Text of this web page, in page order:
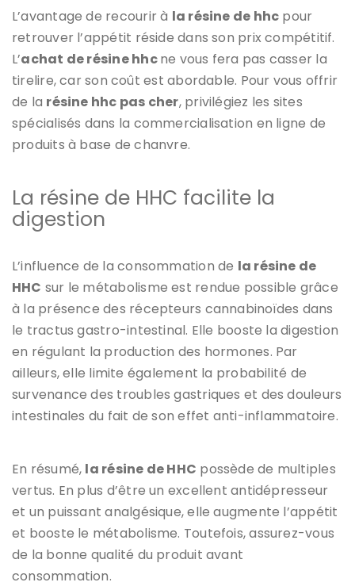
L’avantage de recourir à la résine de hhc pour
retrouver l’appétit réside dans son prix compétitif.
L’achat de résine hhcne vous fera pas casser la
tirelire, car son coût est abordable. Pour vous offrir
de la résine hhc pas cher, privilégiez les sites
spécialisés dans la commercialisation en ligne de
produits à base de chanvre.
La résine de HHC facilite la
digestion
L’influence de la consommation de la résine de
HHC sur le métabolisme est rendue possible grâce
à la présence des récepteurs cannabinoïdes dans
le tractus gastro-intestinal. Elle booste la digestion
en régulant la production des hormones. Par
ailleurs, elle limite également la probabilité de
survenance des troubles gastriques et des douleurs
intestinales du fait de son effet anti-inflammatoire.
En résumé, la résine de HHC possède de multiples
vertus. En plus d’être un excellent antidépresseur
et un puissant analgésique, elle augmente l’appétit
et booste le métabolisme. Toutefois, assurez-vous
de la bonne qualité du produit avant
consommation.